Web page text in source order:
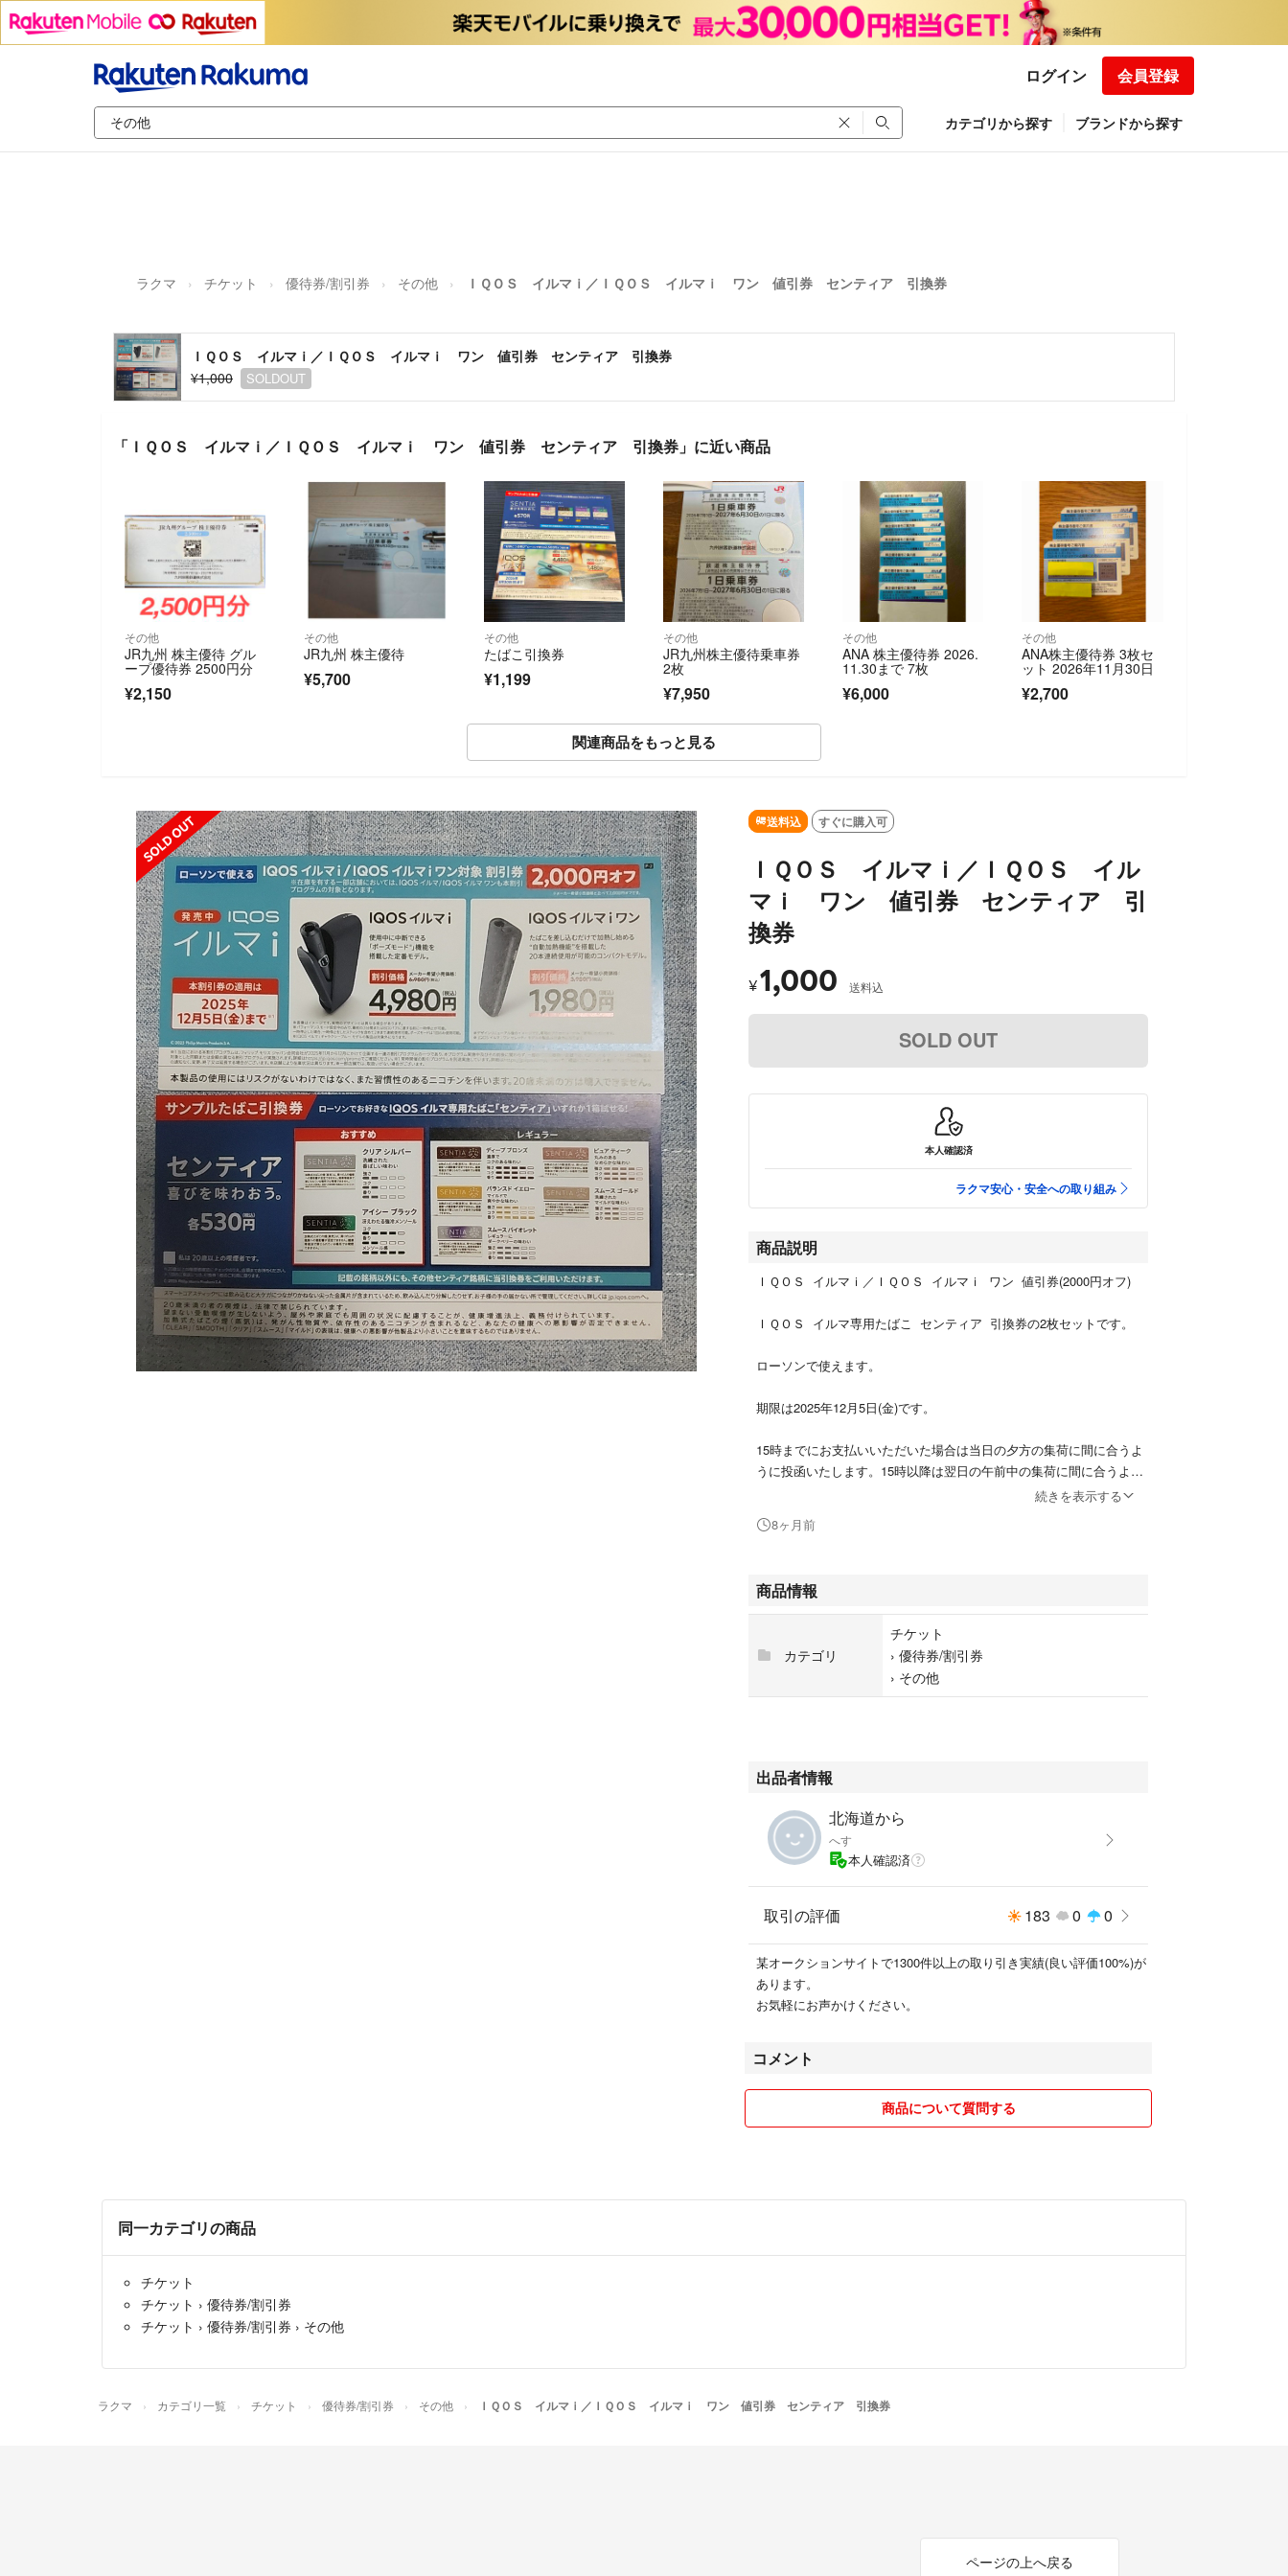
ログイン 会員登録
カテゴリから探す ブランドから探す
ラクマ チケット 優待券/割引券 その他 ＩＱＯＳ イルマｉ／ＩＱＯＳ イルマｉ ワン 値引券 センティア 引換券
ＩＱＯＳ イルマｉ／ＩＱＯＳ イルマｉ ワン 値引券 センティア 引換券
¥1,000
SOLDOUT
「ＩＱＯＳ イルマｉ／ＩＱＯＳ イルマｉ ワン 値引券 センティア 引換券」に近い商品
その他
JR九州 株主優待 グル
ープ優待券 2500円分
¥2,150
その他
JR九州 株主優待
¥5,700
その他
たばこ引換券
¥1,199
その他
JR九州株主優待乗車券
2枚
¥7,950
その他
ANA 株主優待券 2026.
11.30まで 7枚
¥6,000
その他
ANA株主優待券 3枚セ
ット 2026年11月30日
¥2,700
関連商品をもっと見る
SOLD OUT 送料込 すぐに購入可
ＩＱＯＳ イルマｉ／ＩＱＯＳ イル
マｉ ワン 値引券 センティア 引
換券
¥1,000 送料込
SOLD OUT
本人確認済
ラクマ安心・安全への取り組み
商品説明
ＩＱＯＳ イルマｉ／ＩＱＯＳ イルマｉ ワン 値引券(2000円オフ)
ＩＱＯＳ イルマ専用たばこ センティア 引換券の2枚セットです。
ローソンで使えます。
期限は2025年12月5日(金)です。
15時までにお支払いいただいた場合は当日の夕方の集荷に間に合うよ
うに投函いたします。15時以降は翌日の午前中の集荷に間に合うよう
券を三つ折りし、ミニレターにて発送いたします。
#ＩＱＯＳ
#アイコス
#値引券
#センティア
続きを表示する
8ヶ月前
商品情報
カテゴリ
チケット
› 優待券/割引券
› その他
出品者情報
北海道から
へす
本人確認済
取引の評価 183 0 0
某オークションサイトで1300件以上の取り引き実績(良い評価100%)が
あります。
お気軽にお声かけください。
コメント
商品について質問する
同一カテゴリの商品
チケット
チケット › 優待券/割引券
チケット › 優待券/割引券 › その他
ラクマ カテゴリ一覧 チケット 優待券/割引券 その他 ＩＱＯＳ イルマｉ／ＩＱＯＳ イルマｉ ワン 値引券 センティア 引換券
ページの上へ戻る